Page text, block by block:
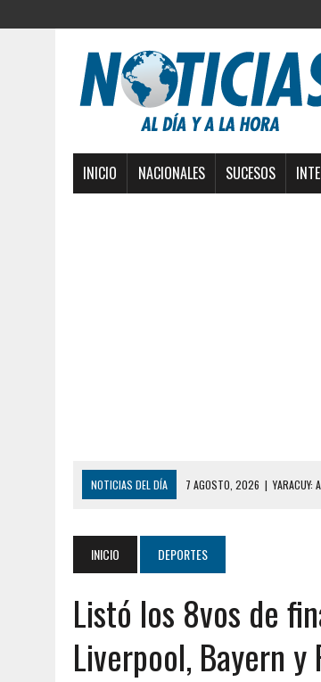
INICIO NACIONALES SUCESOS
NOTICIAS DEL DÍA 7 AGOSTO, 2026 | YARACUY:
6 AGOSTO, 2026 | BARINAS: ADOLESCENTE SE
6 AGOSTO, 2026
CONMOCIÓN EN COLORADO
5 AGOSTO, 2026 |
PRESUNTO BROTE PSICÓTICO
5 AGOSTO, 2026
|
HORROR EN BARINAS: UN
INICIO DEPORTES
Listó los 8vos de
Liverpool, Bayern